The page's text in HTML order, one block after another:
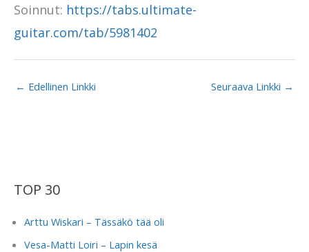
Soinnut: https://tabs.ultimate-
guitar.com/tab/5981402
← Edellinen Linkki Seuraava Linkki →
TOP 30
Arttu Wiskari – Tässäkö tää oli
Vesa-Matti Loiri – Lapin kesä